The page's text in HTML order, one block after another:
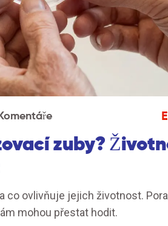
zuby?
co ovlivňuje jejich životnost.
mohou přestat hodit.